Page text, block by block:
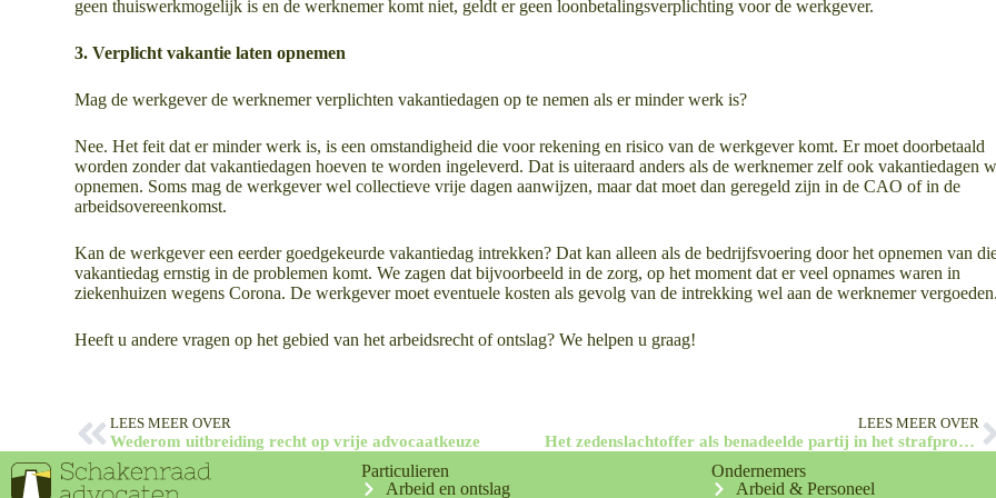
geen thuiswerkmogelijk is en de werknemer komt niet, geldt er geen loonbetalingsverplichting voor de werkgever.
3. Verplicht vakantie laten opnemen
Mag de werkgever de werknemer verplichten vakantiedagen op te nemen als er minder werk is?
Nee. Het feit dat er minder werk is, is een omstandigheid die voor rekening en risico van de werkgever komt. Er moet doorbetaald
worden zonder dat vakantiedagen hoeven te worden ingeleverd. Dat is uiteraard anders als de werknemer zelf ook vakantiedagen
opnemen. Soms mag de werkgever wel collectieve vrije dagen aanwijzen, maar dat moet dan geregeld zijn in de CAO of in de
arbeidsovereenkomst.
Kan de werkgever een eerder goedgekeurde vakantiedag intrekken? Dat kan alleen als de bedrijfsvoering door het opnemen van
vakantiedag ernstig in de problemen komt. We zagen dat bijvoorbeeld in de zorg, op het moment dat er veel opnames waren in
ziekenhuizen wegens Corona. De werkgever moet eventuele kosten als gevolg van de intrekking wel aan de werknemer vergoeden.
Heeft u andere vragen op het gebied van het arbeidsrecht of ontslag? We helpen u graag!
LEES MEER OVER
Wederom uitbreiding recht op vrije advocaatkeuze
LEES MEER OVER
Het zedenslachtoffer als benadeelde partij in het strafproces
Particulieren
Arbeid en ontslag
Ondernemers
Arbeid & Personeel